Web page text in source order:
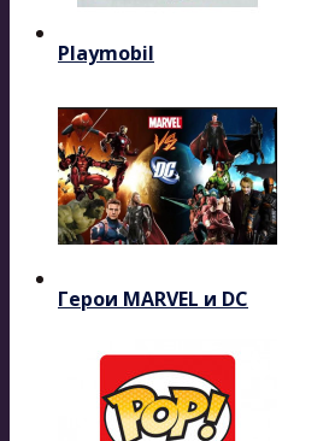
Playmobil
Герои MARVEL и DC